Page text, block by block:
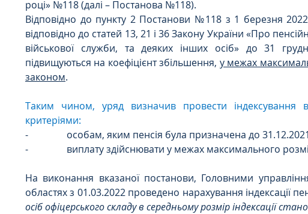
Сімейне ЄСПЛ Цивільне ДТП
році» №118 (далі – Постанова №118).
Відповідно до пункту 2 Постанови №118 з 1 березня
відповідно до статей 13, 21 і 36 Закону України «Про
військової служби, та деяких інших осіб» до 31
підвищуються на коефіцієнт збільшення, у межах
законом.
Таким чином, уряд визначив провести індексування
критеріями:
-                особам, яким пенсія була призначена до
-                виплату здійснювати у межах максимального
На виконання вказаної постанови, Головними
областях з 01.03.2022 проведено нарахування індексації
осіб офіцерського складу в середньому розмір індексації